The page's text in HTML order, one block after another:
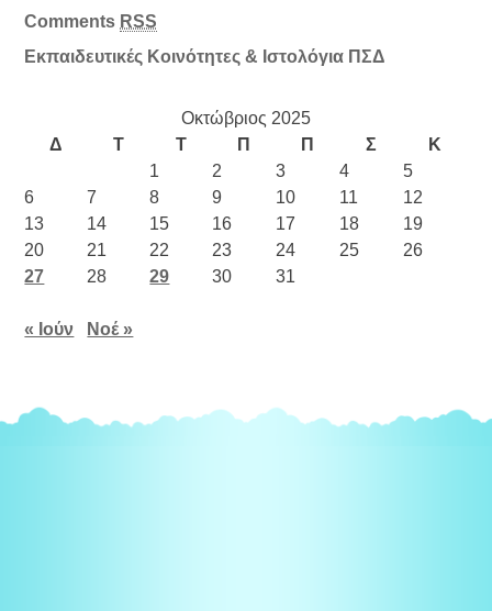
Comments RSS
Εκπαιδευτικές Κοινότητες & Ιστολόγια ΠΣΔ
Οκτώβριος 2025
Δ
Τ Τ Π Π Σ
Κ
1
2 3 4
5
6
7 8 9 10 11
12
13
14 15 16 17 18
19
20
21 22 23 24 25
26
27
28 29 30 31
« Ιούν Νοέ »